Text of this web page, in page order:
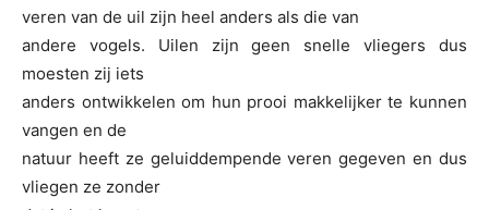
veren van de uil zijn heel anders als die van
andere vogels. Uilen zijn geen snelle vliegers dus
moesten zij iets
anders ontwikkelen om hun prooi makkelijker te kunnen
vangen en de
natuur heeft ze geluiddempende veren gegeven en dus
vliegen ze zonder